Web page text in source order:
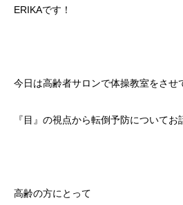
ERIKAです！
今日は高齢者サロンで体操教室をさせ
『目』の視点から転倒予防についてお
高齢の方にとって